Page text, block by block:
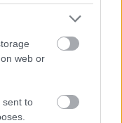
web or
sent to
bérlakását a
László
megszűnte